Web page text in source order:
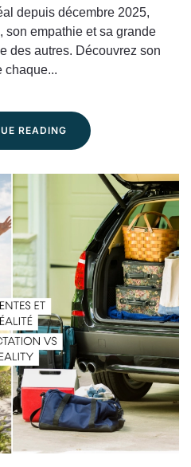
depuis décembre 2025,
son empathie et sa grande
des autres. Découvrez son
chaque...
READING